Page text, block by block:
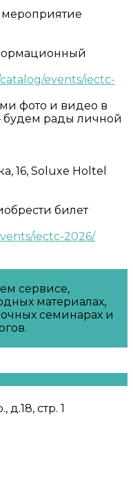
мероприятие
events/iectc-
фото и видео в
будем рады личной
16, Soluxе Holtel
билет
iectc-2026/
сервисе,
материалах,
семинарах и
стр. 1